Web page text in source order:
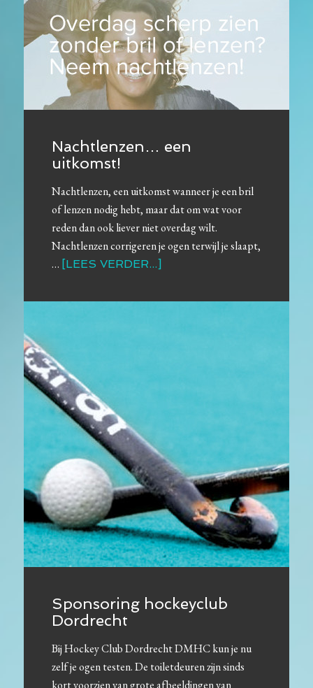
Nachtlenzen… een
uitkomst!
Nachtlenzen, een uitkomst wanneer je een bril
of lenzen nodig hebt, maar dat om wat voor
reden dan ook liever niet overdag wilt.
Nachtlenzen corrigeren je ogen terwijl je slaapt,
… [LEES VERDER...]
Sponsoring hockeyclub
Dordrecht
Bij Hockey Club Dordrecht DMHC kun je nu
zelf je ogen testen. De toiletdeuren zijn sinds
kort voorzien van grote afbeeldingen van